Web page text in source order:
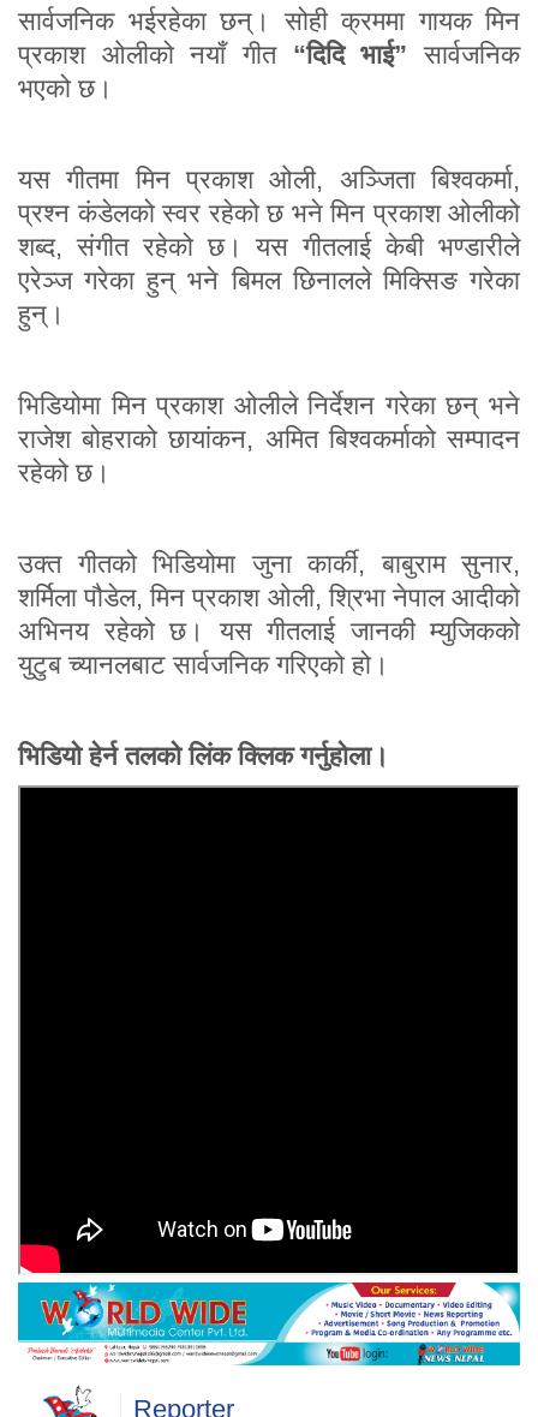
सार्वजनिक भईरहेका छन्। सोही क्रममा गायक मिन
प्रकाश ओलीको नयाँ गीत “दिदि भाई” सार्वजनिक
भएको छ।
यस गीतमा मिन प्रकाश ओली, अञ्जिता बिश्वकर्मा,
प्रश्न कंडेलको स्वर रहेको छ भने मिन प्रकाश ओलीको
शब्द, संगीत रहेको छ। यस गीतलाई केबी भण्डारीले
एरेञ्ज गरेका हुन् भने बिमल छिनालले मिक्सिङ गरेका
हुन्।
भिडियोमा मिन प्रकाश ओलीले निर्देशन गरेका छन् भने
राजेश बोहराको छायांकन, अमित बिश्वकर्माको सम्पादन
रहेको छ।
उक्त गीतको भिडियोमा जुना कार्की, बाबुराम सुनार,
शर्मिला पौडेल, मिन प्रकाश ओली, श्रिभा नेपाल आदीको
अभिनय रहेको छ। यस गीतलाई जानकी म्युजिकको
युटुब च्यानलबाट सार्वजनिक गरिएको हो।
भिडियो हेर्न तलको लिंक क्लिक गर्नुहोला।
Reporter